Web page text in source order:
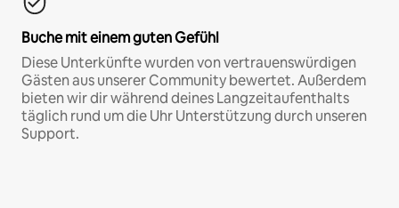
Buche mit einem guten Gefühl
Diese Unterkünfte wurden von vertrauenswürdigen
Gästen aus unserer Community bewertet. Außerdem
bieten wir dir während deines Langzeitaufenthalts
täglich rund um die Uhr Unterstützung durch unseren
Support.